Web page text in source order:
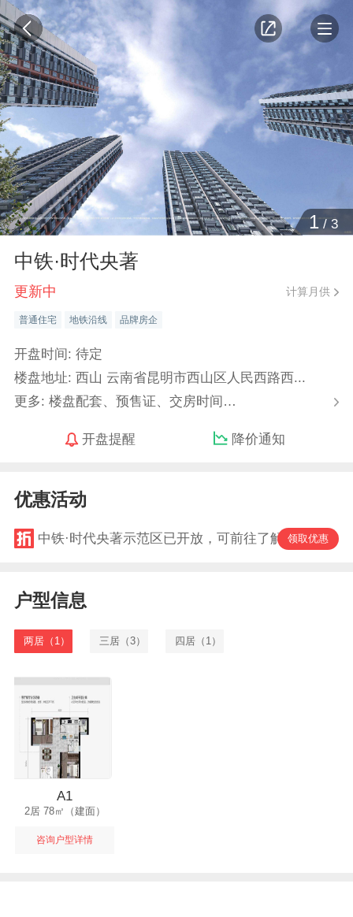
1/ 3
中铁·时代央著
更新中 计算月供
普通住宅 地铁沿线 品牌房企
开盘时间: 待定
楼盘地址: 西山 云南省昆明市西山区人民西路西...
更多: 楼盘配套、预售证、交房时间…
开盘提醒 降价通知
优惠活动
中铁·时代央著示范区已开放，可前往了解详情
领取优惠
户型信息
两居（1） 三居（3） 四居（1）
A1
2居 78㎡（建面）
咨询户型详情